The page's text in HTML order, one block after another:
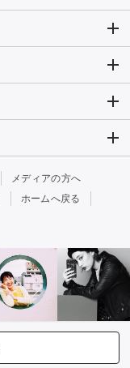
メディアの方へ
ホームへ戻る